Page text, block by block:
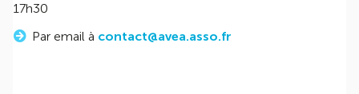
17h30
Par email à contact@avea.asso.fr